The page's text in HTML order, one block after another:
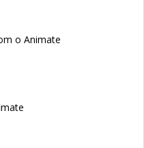
o Animate